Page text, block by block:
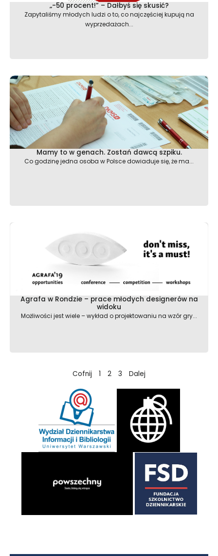
„-50 procent!” – Dałbyś się skusić?
Zapytaliśmy młodych ludzi o to, co najczęściej kupują na
wyprzedażach...
Mamy to w genach. Zostań dawcą szpiku.
Co godzinę jedna osoba w Polsce dowiaduje się, że ma...
Agrafa w Rondzie – prace młodych designerów na
widoku
Możliwości jest wiele – wykład o projektowaniu na wzór gry...
Cofnij 1 2 3 Dalej